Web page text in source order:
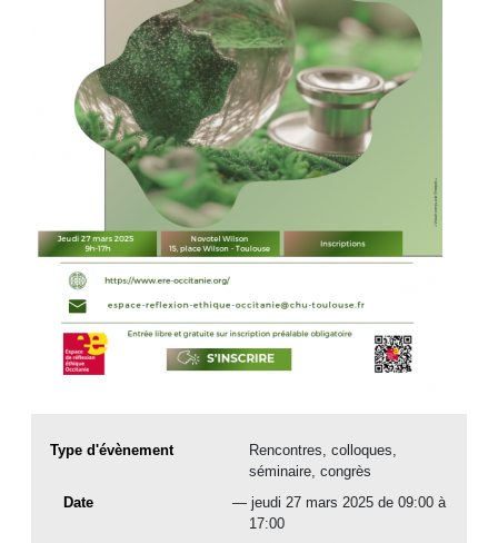
Type d'évènement
Rencontres, colloques,
séminaire, congrès
Date
date(s)
jeudi 27 mars 2025 de 09:00 à
17:00